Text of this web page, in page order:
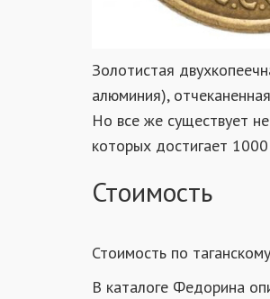
Золотистая
алюминия),
Но все же существует
которых достигает 1000
Стоимость
Стоимость по
В каталоге Федорина